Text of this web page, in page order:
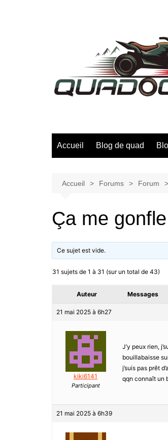
Accueil Blog de quad
Accueil Forums Forum
Ça me
Ce sujet est vide.
31 sujets de 1 à 31 (sur un total de 43)
Auteur Messages
21 mai 2025 à 6h27
kiki6141
Participant
J’y peux rien,
bouillabaisse
j’suis pas prêt
qqn connaît un
21 mai 2025 à 6h39